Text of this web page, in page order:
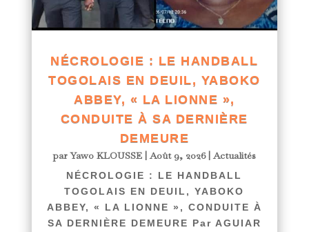
NÉCROLOGIE : LE HANDBALL
TOGOLAIS EN DEUIL, YABOKO
ABBEY, « LA LIONNE »,
CONDUITE À SA DERNIÈRE
DEMEURE
parYawo KLOUSSE |Août 9, 2026|Actualités
NÉCROLOGIE : LE HANDBALL
TOGOLAIS EN DEUIL, YABOKO
ABBEY, « LA LIONNE », CONDUITE À
SA DERNIÈRE DEMEURE Par AGUIAR